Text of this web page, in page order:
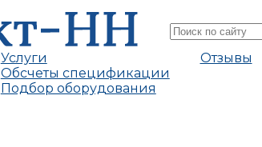
Услуги
Обсчеты спецификации
Подбор оборудования
Отзывы